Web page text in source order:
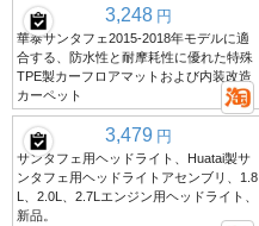
3,248 円
華泰サンタフェ2015-2018年モデルに適
合する、防水性と耐摩耗性に優れた特殊
TPE製カーフロアマットおよび内装改造
カーペット
3,479 円
サンタフェ用ヘッドライト、Huatai製サ
ンタフェ用ヘッドライトアセンブリ、1.8
L、2.0L、2.7Lエンジン用ヘッドライト、
新品。